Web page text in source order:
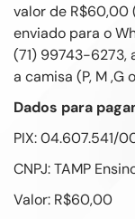
valor de R$60,00
enviado para o
(71) 99743-6273,
a camisa (P, M ,G
Dados para
PIX: 04.607.541/
CNPJ: TAMP
Valor: R$60,00